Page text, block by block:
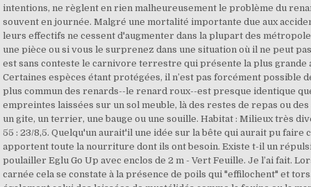
intentions, ne règlent en rien malheureusement le problème du
souvent en journée. Malgré une mortalité importante due aux
leurs effectifs ne cessent d'augmenter dans la plupart des
une pièce ou si vous le surprenez dans une situation où il ne peut
est sans conteste le carnivore terrestre qui présente la plus grande
Certaines espèces étant protégées, il n’est pas forcément possible
plus commun des renards--le renard roux--est presque identique
empreintes laissées sur un sol meuble, là des restes de repas ou
un gite, un terrier, une bauge ou une souille. Habitat : Milieux très
55 : 23/8,5. Quelqu'un aurait'il une idée sur la bête qui aurait pu faire
apportent toute la nourriture dont ils ont besoin. Existe t-il un
poulailler Eglu Go Up avec enclos de 2 m - Vert Feuille. Je l’ai fait.
carnée cela se constate à la présence de poils qui "effilochent" et